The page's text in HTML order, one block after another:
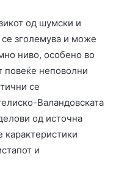
од шумски и
зголемува и може
ниво, особено во
повеќе неповолни
се
Валандовската
од источна
карактеристики
и